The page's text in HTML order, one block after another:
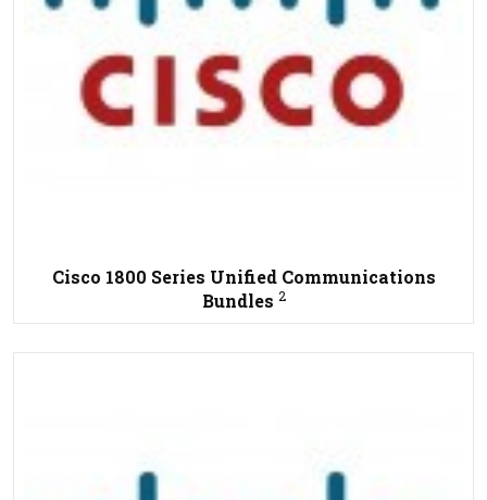
Cisco 1800 Series Unified Communications
Bundles 2